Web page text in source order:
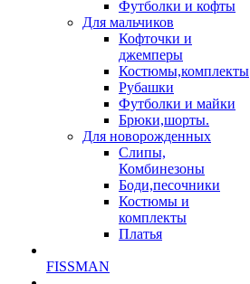
Футболки и кофты
Для мальчиков
Кофточки и
джемперы
Костюмы,комплекты
Рубашки
Футболки и майки
Брюки,шорты.
Для новорожденных
Слипы,
Комбинезоны
Боди,песочники
Костюмы и
комплекты
Платья
FISSMAN